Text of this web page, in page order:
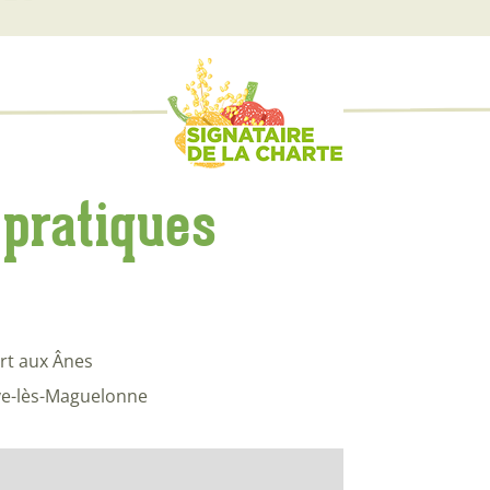
aux Ânes
lès-Maguelonne